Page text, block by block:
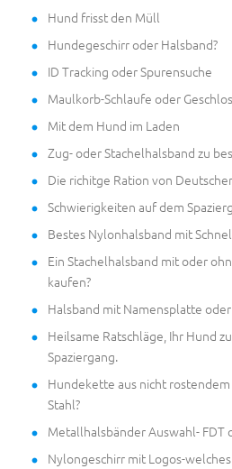
Hund frisst den Müll
Hundegeschirr oder Halsband?
ID Tracking oder Spurensuche
Maulkorb-Schlaufe oder
Mit dem Hund im Laden
Zug- oder Stachelhalsband zu
Die richitge Ration von
Schwierigkeiten auf dem
Bestes Nylonhalsband mit
Ein Stachelhalsband mit oder
kaufen?
Halsband mit Namensplatte
Heilsame Ratschläge, Ihr Hund
Spaziergang.
Hundekette aus nicht
Stahl?
Metallhalsbänder Auswahl- FDT
Nylongeschirr mit Logos-